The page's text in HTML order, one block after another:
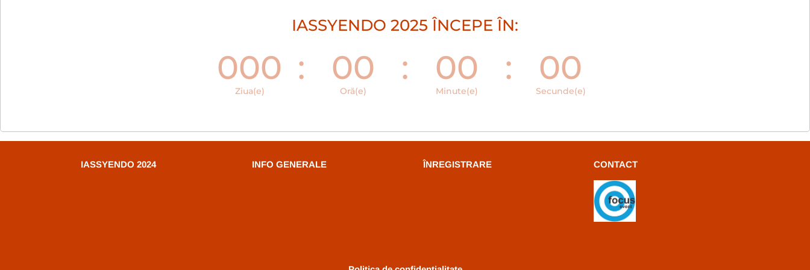
IASSYENDO 2025 ÎNCEPE ÎN:
000
Ziua(e)
: 00
Oră(e)
: 00
Minute(e)
: 00
Secunde(e)
IASSYENDO 2024 INFO GENERALE ÎNREGISTRARE CONTACT